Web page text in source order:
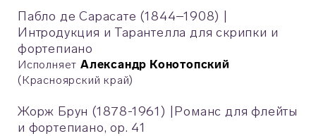
Пабло де Сарасате (1844–1908)
Интродукция и Тарантелла для скрипки и
фортепиано
Исполняет Александр Конотопский
(Красноярский край)
Жорж Брун (1878-1961)
Романс для флейты
и фортепиано, op. 41